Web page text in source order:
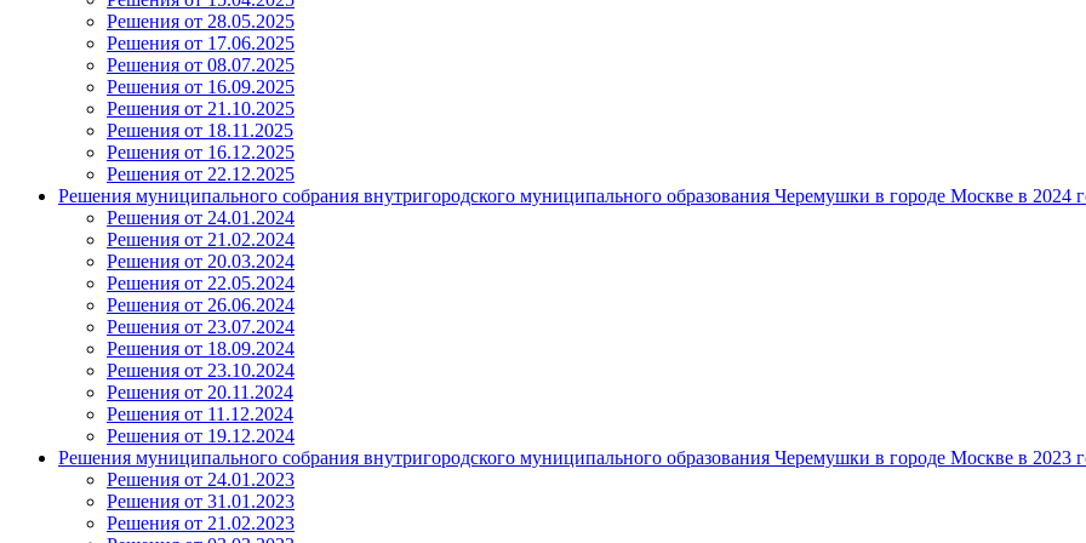
Решения от 28.05.2025
Решения от 17.06.2025
Решения от 08.07.2025
Решения от 16.09.2025
Решения от 21.10.2025
Решения от 18.11.2025
Решения от 16.12.2025
Решения от 22.12.2025
Решения муниципального собрания внутригородского муниципального образования Черемушки в городе Москве в 2024
Решения от 24.01.2024
Решения от 21.02.2024
Решения от 20.03.2024
Решения от 22.05.2024
Решения от 26.06.2024
Решения от 23.07.2024
Решения от 18.09.2024
Решения от 23.10.2024
Решения от 20.11.2024
Решения от 11.12.2024
Решения от 19.12.2024
Решения муниципального собрания внутригородского муниципального образования Черемушки в городе Москве в 2023
Решения от 24.01.2023
Решения от 31.01.2023
Решения от 21.02.2023